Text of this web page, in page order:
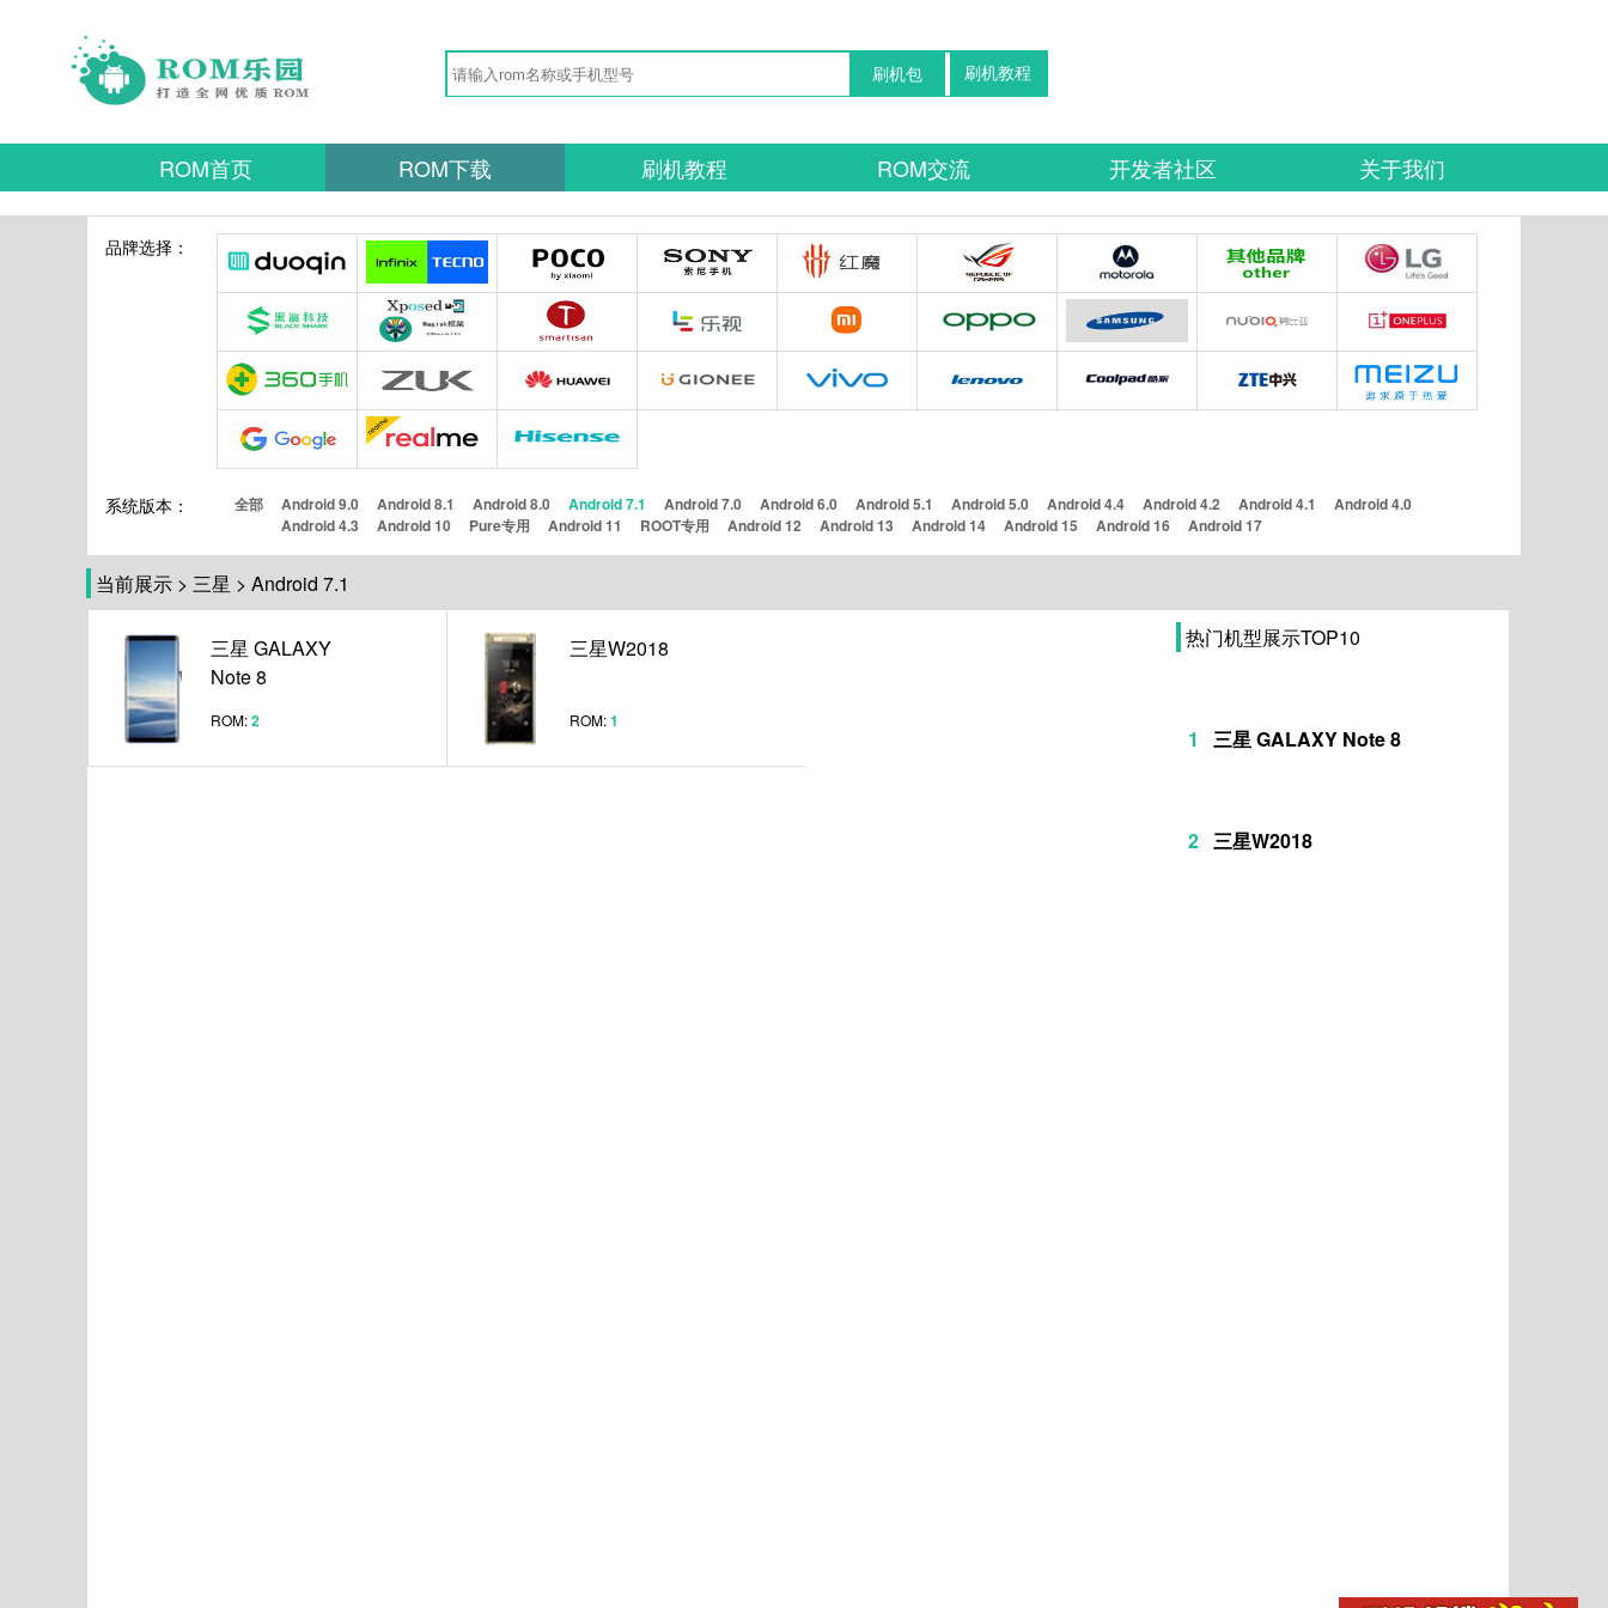
刷机教程
刷机包
ROM首页 ROM下载 刷机教程 ROM交流 开发者社区 关于我们
品牌选择：
系统版本： 全部 Android 9.0 Android 8.1 Android 8.0 Android 7.1 Android 7.0 Android 6.0 Android 5.1 Android 5.0 Android 4.4 Android 4.2 Android 4.1
Android 4.0
Android 4.3
Android 10 Pure专用 Android 11 ROOT专用 Android 12 Android 13 Android 14 Android 15 Android 16 Android 17
当前展示 > 三星 > Android 7.1
三星 GALAXY
Note 8
ROM:2
三星W2018
ROM:1
热门机型展示TOP10
1 三星 GALAXY Note 8
2 三星W2018